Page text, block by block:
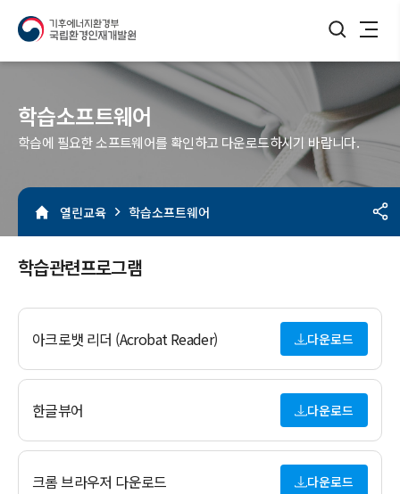
검색버튼 메뉴열기
학습소프트웨어
학습에 필요한 소프트웨어를 확인하고 다운로드하시기 바랍니다.
열린교육 학습소프트웨어
학습관련프로그램
아크로뱃 리더 (Acrobat Reader) 다운로드
한글뷰어 다운로드
크롬 브라우저 다운로드 다운로드